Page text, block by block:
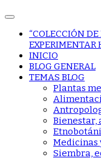
“COLECCIÓN DE
EXPERIMENTAR
INICIO
BLOG GENERAL
TEMAS BLOG
Plantas
Bienestar,
Medicinas
Siembra,